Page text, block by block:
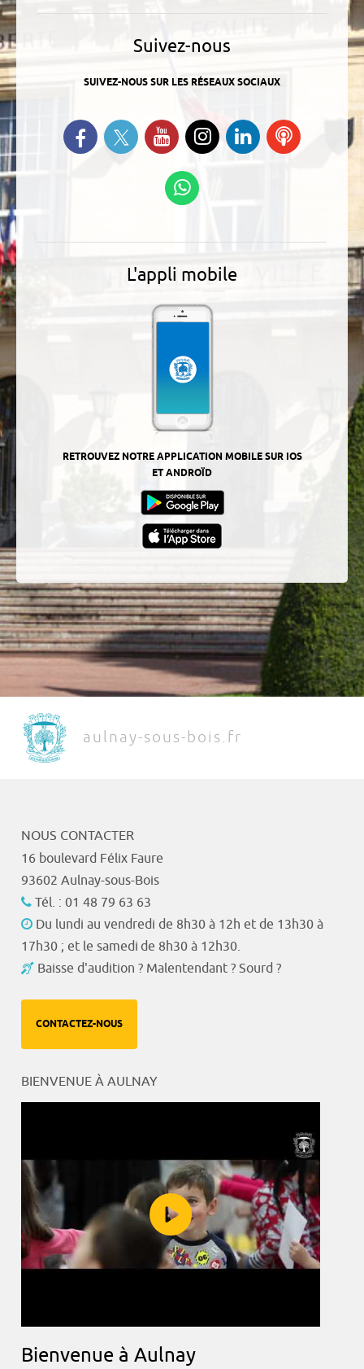
Suivez-nous
SUIVEZ-NOUS SUR LES RÉSEAUX SOCIAUX
Retrouvez-nous sur Facebook
Suivez-nous sur Twitter
Suivez-nous sur YouTube
Suivez-nous sur
Instagram
Retrouvez-
nous sur
Ecoutez
L'appli mobile
RETROUVEZ NOTRE APPLICATION MOBILE SUR IOS
ET ANDROÏD
aulnay-sous-bois.fr
NOUS CONTACTER
16 boulevard Félix Faure
93602 Aulnay-sous-Bois
Tél. : 01 48 79 63 63
Du lundi au vendredi de 8h30 à 12h et de 13h30 à
17h30 ; et le samedi de 8h30 à 12h30.
Baisse d'audition ? Malentendant ? Sourd ?
CONTACTEZ-NOUS
BIENVENUE À AULNAY
Bienvenue à Aulnay